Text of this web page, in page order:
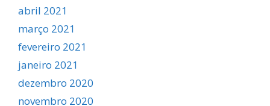
abril 2021
março 2021
fevereiro 2021
janeiro 2021
dezembro 2020
novembro 2020